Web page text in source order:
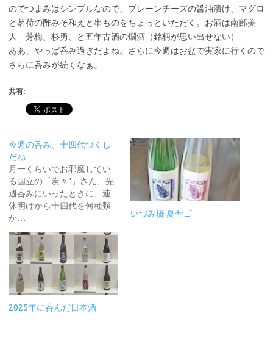
のでつまみはシンプルなので、プレーンチーズの醤油漬け、マグロ
と茗荷の酢みそ和えと串ものをちょっといただく。お酒は南部美
人 芳梅、杉勇、と五年古酒の燗酒（銘柄が思い出せない）
ああ、やっぱ呑み過ぎだよね。さらに今週はお盆で実家に行くので
さらに呑みが続くなぁ。
共有:
今週の呑み、十四代づくし
だね
月一くらいでお邪魔してい
る国立の「炭々"」さん、先
週呑みにいったときに、連
休明けから十四代を何種類
か…
いづみ橋 夏ヤゴ
2025年に呑んだ日本酒